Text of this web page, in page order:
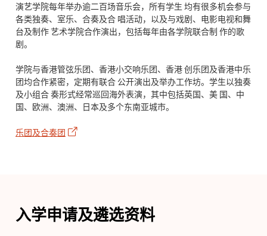
演艺学院每年举办逾二百场音乐会，所有学生 均有很多机会参与
各类独奏、室乐、合奏及合 唱活动，以及与戏剧、电影电视和舞
台及制作 艺术学院合作演出，包括每年由各学院联合制 作的歌
剧。
学院与香港管弦乐团、香港小交响乐团、香港 创乐团及香港中乐
团均合作紧密，定期有联合 公开演出及举办工作坊。学生以独奏
及小组合 奏形式经常巡回海外表演，其中包括英国、美 国、中
国、欧洲、澳洲、日本及多个东南亚城市。
乐团及合奏团
入学申请及遴选资料